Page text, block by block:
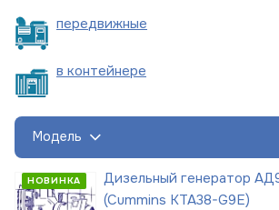
передвижные
в контейнере
Модель
НОВИНКА
Дизельный генератор
(Cummins KTA38-G9E)